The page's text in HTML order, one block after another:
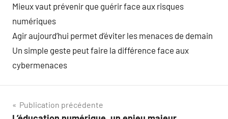
Mieux vaut prévenir que guérir face aux risques
numériques
Agir aujourd’hui permet d’éviter les menaces de demain
Un simple geste peut faire la différence face aux
cybermenaces
Navigation
Publication précédente